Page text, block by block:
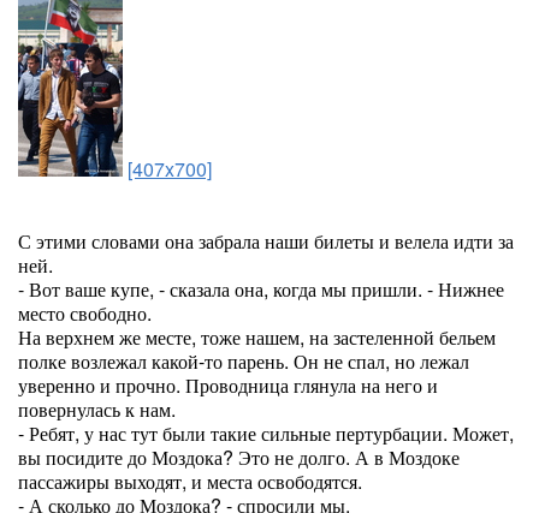
[407x700]
С этими словами она забрала наши билеты и велела идти за
ней.
- Вот ваше купе, - сказала она, когда мы пришли. - Нижнее
место свободно.
На верхнем же месте, тоже нашем, на застеленной бельем
полке возлежал какой-то парень. Он не спал, но лежал
уверенно и прочно. Проводница глянула на него и
повернулась к нам.
- Ребят, у нас тут были такие сильные пертурбации. Может,
вы посидите до Моздока? Это не долго. А в Моздоке
пассажиры выходят, и места освободятся.
- А сколько до Моздока? - спросили мы.